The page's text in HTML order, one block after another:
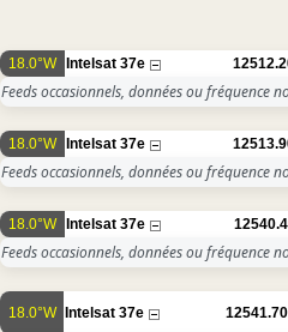
18.0°W Intelsat 37e
Feeds occasionnels, données ou fréquence
18.0°W Intelsat 37e
Feeds occasionnels, données ou fréquence
18.0°W Intelsat 37e
Feeds occasionnels, données ou fréquence
18.0°W Intelsat 37e 12541.70